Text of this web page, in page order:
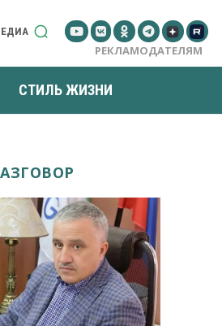
РЕКЛАМОДАТЕЛЯМ
СТИЛЬ ЖИЗНИ